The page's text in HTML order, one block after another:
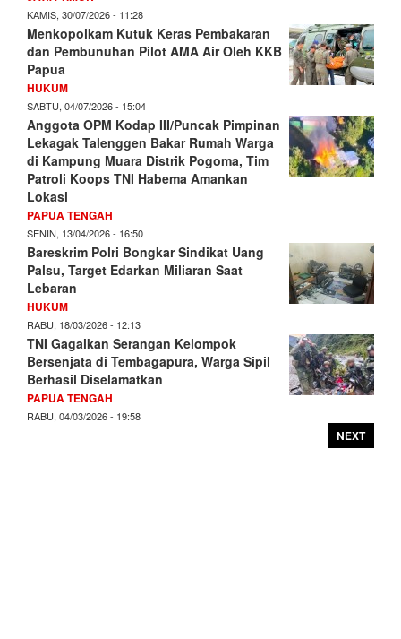
KAMIS, 30/07/2026 - 11:28
Menkopolkam Kutuk Keras Pembakaran
dan Pembunuhan Pilot AMA Air Oleh KKB
Papua
HUKUM
SABTU, 04/07/2026 - 15:04
Anggota OPM Kodap III/Puncak Pimpinan
Lekagak Talenggen Bakar Rumah Warga
di Kampung Muara Distrik Pogoma, Tim
Patroli Koops TNI Habema Amankan
Lokasi
PAPUA TENGAH
SENIN, 13/04/2026 - 16:50
Bareskrim Polri Bongkar Sindikat Uang
Palsu, Target Edarkan Miliaran Saat
Lebaran
HUKUM
RABU, 18/03/2026 - 12:13
TNI Gagalkan Serangan Kelompok
Bersenjata di Tembagapura, Warga Sipil
Berhasil Diselamatkan
PAPUA TENGAH
RABU, 04/03/2026 - 19:58
NEXT